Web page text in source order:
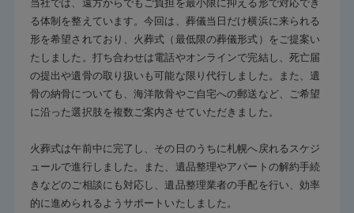
当社では、遠方からでもご負担を最小限に抑える形で対応でき
る体制を整えています。今回は、葬儀当日だけ横浜に来られる
形を希望されており、火葬式（最低限の葬儀形式）をご提案い
たしました。打ち合わせは電話やオンラインで完結し、死亡届
の提出や遺骨の取り扱いも可能な限り代行しました。また、遺
骨の納骨についても、海洋散骨やご自宅への郵送など、ご希望
に沿った選択肢を複数ご案内させていただきました。
火葬式は午前中に完了し、その日のうちに札幌へ戻れるスケジ
ュールで進行しました。また、遺品整理やアパートの解約手続
きなどのご相談にも対応し、遺品整理業者の手配を行い、効率
的に進められるようサポートいたしました。